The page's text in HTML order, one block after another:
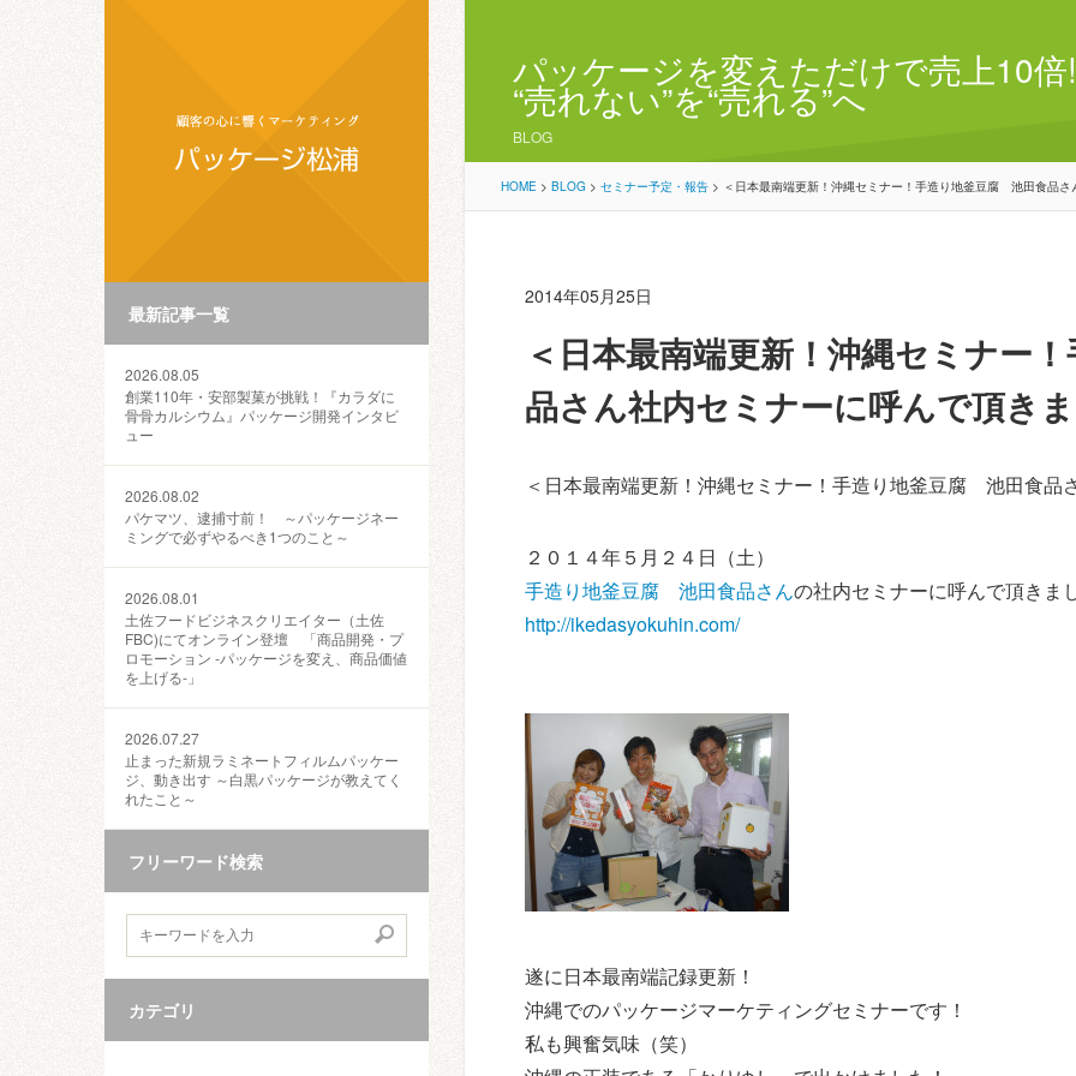
最新記事一覧
2026.08.05
創業110年・安部製菓が挑戦！『カラダに
骨骨カルシウム』パッケージ開発インタビ
ュー
2026.08.02
パケマツ、逮捕寸前！ ～パッケージネー
ミングで必ずやるべき1つのこと～
2026.08.01
土佐フードビジネスクリエイター（土佐
FBC)にてオンライン登壇 「商品開発・プ
ロモーション ‐パッケージを変え、商品価値
を上げる‐」
2026.07.27
止まった新規ラミネートフィルムパッケー
ジ、動き出す ～白黒パッケージが教えてく
れたこと～
フリーワード検索
カテゴリ
パッケージを変えただけで売上10
“売れない”を“売れる”へ
BLOG
HOME > BLOG > セミナー予定・報告 > ＜日本最南端更新！沖縄セミナー！手造り地釜豆腐 池田食品
2014年05月25日
＜日本最南端更新！沖縄セミナー
品さん社内セミナーに呼んで頂き
＜日本最南端更新！沖縄セミナー！手造り地釜豆腐 池田食品
２０１４年５月２４日（土）
手造り地釜豆腐 池田食品さんの社内セミナーに呼んで頂きま
http://ikedasyokuhin.com/
遂に日本最南端記録更新！
沖縄でのパッケージマーケティングセミナーです！
私も興奮気味（笑）